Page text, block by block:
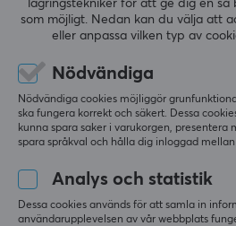
0.0
4
3
2
LÄMNA RECENSION
Mer från vårt
lagringstekniker för att ge dig en så
som möjligt. Nedan kan du välja att
eller anpassa vilken typ av
Nödvändiga
Nödvändiga cookies möjliggör
ska fungera korrekt och säkert. Dessa
kunna spara saker i varukorgen, presentera
spara språkval och hålla dig inloggad mellan
Analys och statistik
Dessa cookies används för att samla in
användarupplevelsen av vår webbplats